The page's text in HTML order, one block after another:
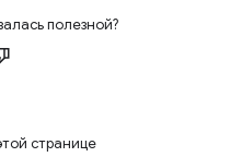
полезной?
странице